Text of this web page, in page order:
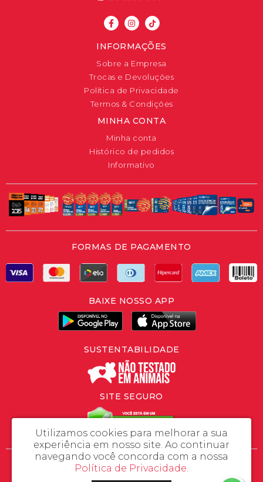
INFORMAÇÕES
Sobre a Empresa
Trocas e Devoluções
Política de Privacidade
Termos & Condições
MINHA CONTA
Minha conta
Histórico de pedidos
Informativo
FORMAS DE PAGAMENTO
BAIXE NOSSO APP
SUSTENTABILIDADE
SITE SEGURO
SLV Importação e Exportação - CNPJ: 46.558.446/0001-37
Utilizamos cookies para melhorar a sua
experiência em nosso site. Ao continuar
navegando você concorda com a nossa
Política de Privacidade.